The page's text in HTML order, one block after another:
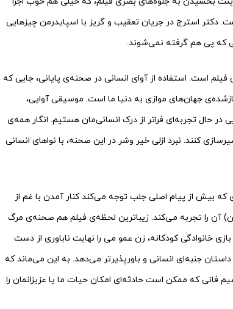
استرج در جریان تعقیب و گریز با اسپایدرمن چیزهایی
که پی هم گرفته نمی‌شوند.
است. استفاده از آوای انسانی در صحنه‌ی پایانی، جایی که
جهان‌های موازی به دنیا ما است. موسیقی آوایی،
در حال تجربه‌ای فراتر از درک انسانی‌مان هستیم. انگار همه‌ی
کنند. نبرد ازلی خیر وشر در این صحنه، با نواهای انسانی
که بیش از پیام اصلی جلب توجه می‌کند کنار آمدن با غم از
آن را تجربه می‌کند. زیباترین لحظه‌ی فیلم هم صحنه‌ی مرگ
خانوادگی کودکانه، زن عمو می را نهایت ناباوری از دست
جنبه‌ای انسانی و باورپذیر‌تر می‌دهد. به این می‌ماند که
فانی که ممکن است حادثه‌ای امکان حیات ما یا عزیزانمان را